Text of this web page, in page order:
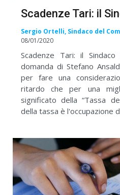
Scadenze Tari: il
Sergio Ortelli, Sindaco del
08/01/2020
Scadenze Tari: il
domanda di Stefano
per fare una
ritardo che per una
significato della “Tassa
della tassa è l'occupazione